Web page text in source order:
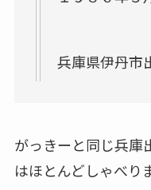
兵庫県伊丹市
がっきーと同じ兵庫
はほとんどしゃべり